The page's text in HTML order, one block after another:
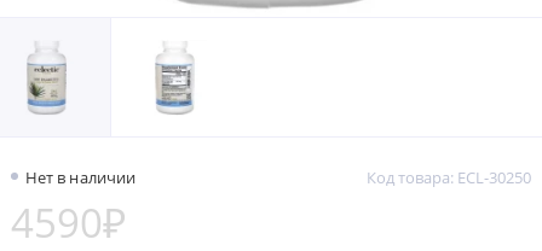
Нет в наличии Код товара: ECL-30250
4590₽